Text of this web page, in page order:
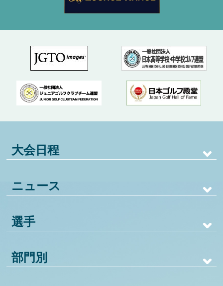
大会日程
ニュース
選手
部門別